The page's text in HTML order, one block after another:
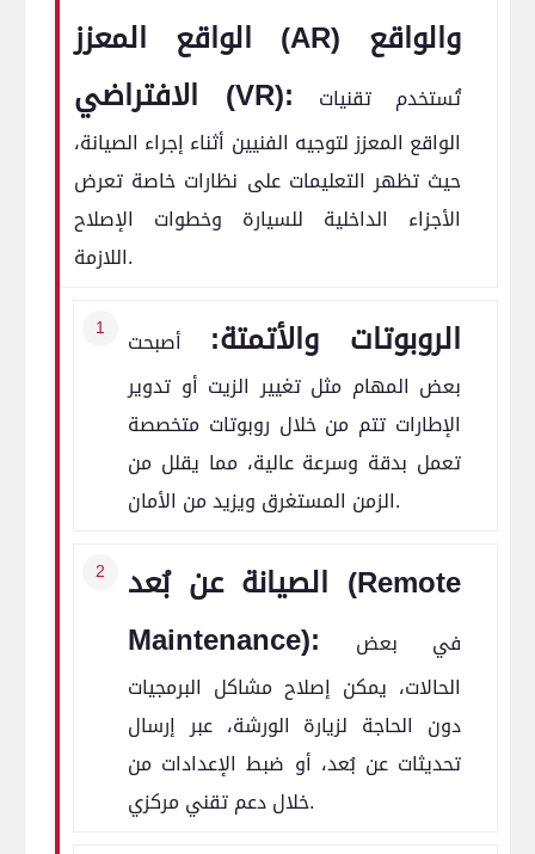
الواقع المعزز (AR) والواقع
الافتراضي (VR):
الواقع المعزز لتوجيه الفنيين أثناء إجراء الصيانة،
حيث تظهر التعليمات على نظارات خاصة تعرض
الأجزاء الداخلية للسيارة وخطوات الإصلاح
اللازمة.
الروبوتات والأتمتة: أصبحت
بعض المهام مثل تغيير الزيت أو تدوير
الإطارات تتم من خلال روبوتات متخصصة
تعمل بدقة وسرعة عالية، مما يقلل من
الزمن المستغرق ويزيد من الأمان.
الصيانة عن بُعد (Remote
Maintenance):
الحالات، يمكن إصلاح مشاكل البرمجيات
دون الحاجة لزيارة الورشة، عبر إرسال
تحديثات عن بُعد، أو ضبط الإعدادات من
خلال دعم تقني مركزي.